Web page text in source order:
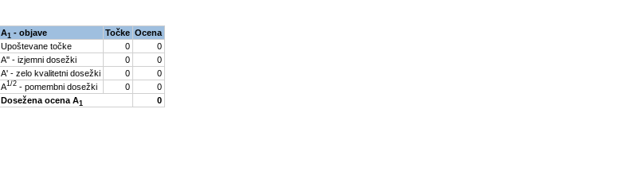
A1 - objave Točke Ocena
Upoštevane točke
0
0
A'' - izjemni dosežki
0
0
A' - zelo kvalitetni dosežki
0
0
A1/2- pomembni dosežki 0
0
Dosežena ocena A1 0